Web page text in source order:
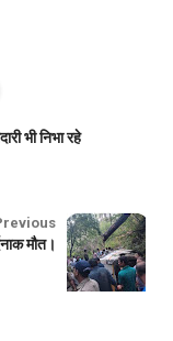
भी निभा रहे
मौत।